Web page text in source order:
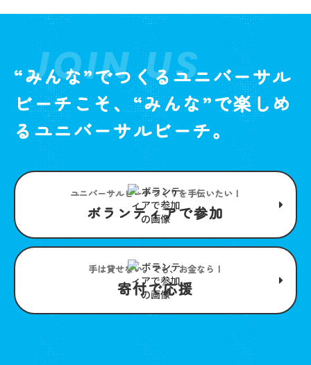
JOIN US
“みんな”でつくるユニバーサル
ビーチこそ、“みんな”で楽しめ
るユニバーサルビーチ。
ユニバーサルビーチつくりを手伝いたい！
ボランティアで参加
手は貸せない。でも、お金なら！
寄付で応援